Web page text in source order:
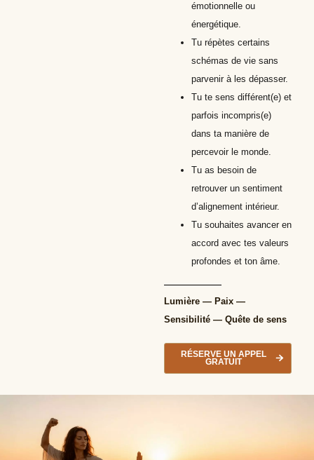
émotionnelle ou
énergétique.
Tu répètes certains
schémas de vie sans
parvenir à les dépasser.
Tu te sens différent(e) et
parfois incompris(e)
dans ta manière de
percevoir le monde.
Tu as besoin de
retrouver un sentiment
d’alignement intérieur.
Tu souhaites avancer en
accord avec tes valeurs
profondes et ton âme.
Lumière — Paix —
Sensibilité — Quête de sens
RÉSERVE UN APPEL
GRATUIT